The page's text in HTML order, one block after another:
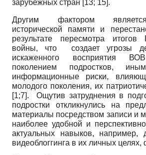
зарубежных стран [13; 15].
Другим фактором
исторической памяти и
результате пересмотра итогов
войны, что создает угрозы
искаженного восприятия
поколением подростков,
информационные риски,
молодого поколения, их
[1;7]. Ощутив затруднения в
подростки откликнулись на
материалы посредством записи и
наиболее удобной и
актуальных навыков, например,
видеоблоггинга в их личных